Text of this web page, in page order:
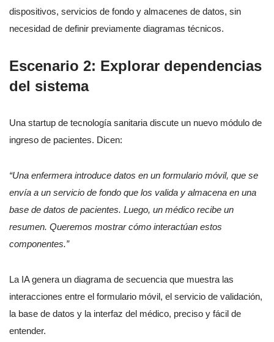
dispositivos, servicios de fondo y almacenes de datos, sin
necesidad de definir previamente diagramas técnicos.
Escenario 2: Explorar dependencias
del sistema
Una startup de tecnología sanitaria discute un nuevo módulo de
ingreso de pacientes. Dicen:
“Una enfermera introduce datos en un formulario móvil, que se
envía a un servicio de fondo que los valida y almacena en una
base de datos de pacientes. Luego, un médico recibe un
resumen. Queremos mostrar cómo interactúan estos
componentes.”
La IA genera un diagrama de secuencia que muestra las
interacciones entre el formulario móvil, el servicio de validación,
la base de datos y la interfaz del médico, preciso y fácil de
entender.